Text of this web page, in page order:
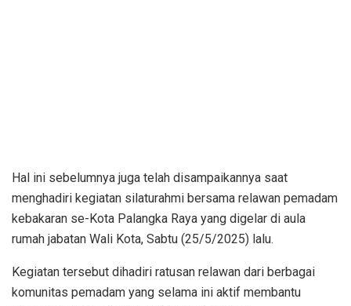
Hal ini sebelumnya juga telah disampaikannya saat
menghadiri kegiatan silaturahmi bersama relawan pemadam
kebakaran se-Kota Palangka Raya yang digelar di aula
rumah jabatan Wali Kota, Sabtu (25/5/2025) lalu.
Kegiatan tersebut dihadiri ratusan relawan dari berbagai
komunitas pemadam yang selama ini aktif membantu